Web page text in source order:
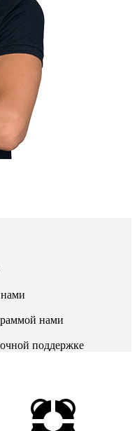
нами
поддержке